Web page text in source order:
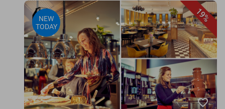
19%
NEW
TODAY
favorite_border